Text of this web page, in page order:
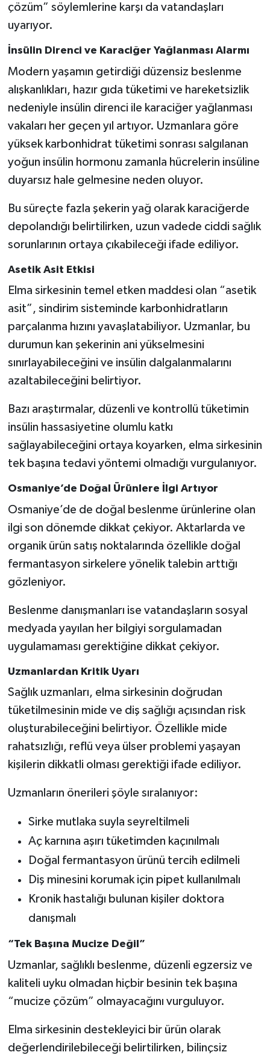
çözüm” söylemlerine karşı da vatandaşları
uyarıyor.
İnsülin Direnci ve Karaciğer Yağlanması Alarmı
Modern yaşamın getirdiği düzensiz beslenme
alışkanlıkları, hazır gıda tüketimi ve hareketsizlik
nedeniyle insülin direnci ile karaciğer yağlanması
vakaları her geçen yıl artıyor. Uzmanlara göre
yüksek karbonhidrat tüketimi sonrası salgılanan
yoğun insülin hormonu zamanla hücrelerin insüline
duyarsız hale gelmesine neden oluyor.
Bu süreçte fazla şekerin yağ olarak karaciğerde
depolandığı belirtilirken, uzun vadede ciddi sağlık
sorunlarının ortaya çıkabileceği ifade ediliyor.
Asetik Asit Etkisi
Elma sirkesinin temel etken maddesi olan “asetik
asit”, sindirim sisteminde karbonhidratların
parçalanma hızını yavaşlatabiliyor. Uzmanlar, bu
durumun kan şekerinin ani yükselmesini
sınırlayabileceğini ve insülin dalgalanmalarını
azaltabileceğini belirtiyor.
Bazı araştırmalar, düzenli ve kontrollü tüketimin
insülin hassasiyetine olumlu katkı
sağlayabileceğini ortaya koyarken, elma sirkesinin
tek başına tedavi yöntemi olmadığı vurgulanıyor.
Osmaniye’de Doğal Ürünlere İlgi Artıyor
Osmaniye’de de doğal beslenme ürünlerine olan
ilgi son dönemde dikkat çekiyor. Aktarlarda ve
organik ürün satış noktalarında özellikle doğal
fermantasyon sirkelere yönelik talebin arttığı
gözleniyor.
Beslenme danışmanları ise vatandaşların sosyal
medyada yayılan her bilgiyi sorgulamadan
uygulamaması gerektiğine dikkat çekiyor.
Uzmanlardan Kritik Uyarı
Sağlık uzmanları, elma sirkesinin doğrudan
tüketilmesinin mide ve diş sağlığı açısından risk
oluşturabileceğini belirtiyor. Özellikle mide
rahatsızlığı, reflü veya ülser problemi yaşayan
kişilerin dikkatli olması gerektiği ifade ediliyor.
Uzmanların önerileri şöyle sıralanıyor:
Sirke mutlaka suyla seyreltilmeli
Aç karnına aşırı tüketimden kaçınılmalı
Doğal fermantasyon ürünü tercih edilmeli
Diş minesini korumak için pipet kullanılmalı
Kronik hastalığı bulunan kişiler doktora
danışmalı
“Tek Başına Mucize Değil”
Uzmanlar, sağlıklı beslenme, düzenli egzersiz ve
kaliteli uyku olmadan hiçbir besinin tek başına
“mucize çözüm” olmayacağını vurguluyor.
Elma sirkesinin destekleyici bir ürün olarak
değerlendirilebileceği belirtilirken, bilinçsiz